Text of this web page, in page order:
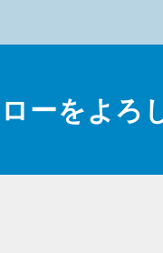
ーをよろ